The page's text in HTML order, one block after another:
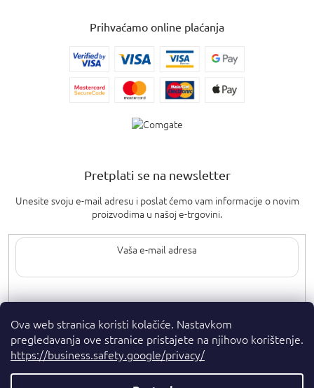
Ova web stranica koristi kolačiće. Nastavkom
pregledavanja ove stranice pristajete na njihovo korištenje.
https://business.safety.google/privacy/
Prihvaćamo online plaćanja
Pretplati se na newsletter
Unesite svoju e-mail adresu i poslat ćemo vam informacije o novim
proizvodima u našoj e-trgovini.
Upisom svoje e-pošte pristajete nauvjete privatnosti.